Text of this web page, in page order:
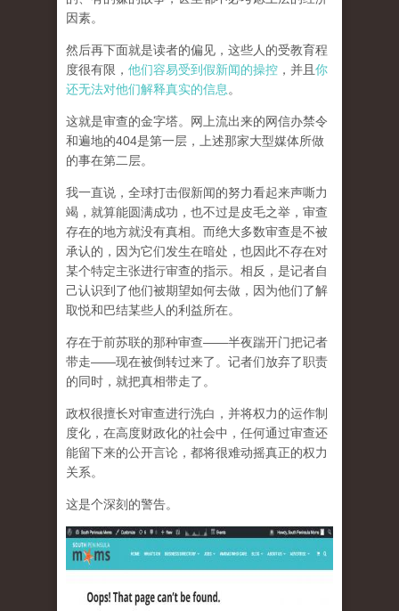
因素。
然后再下面就是读者的偏见，这些人的受教育程
度很有限， 他们容易受到假新闻的操控 ，并且 你
还无法对他们解释真实的信息 。
这就是审查的金字塔。网上流出来的网信办禁令
和遍地的404是第一层，上述那家大型媒体所做
的事在第二层。
我一直说，全球打击假新闻的努力看起来声嘶力
竭，就算能圆满成功，也不过是皮毛之举，审查
存在的地方就没有真相。而绝大多数审查是不被
承认的，因为它们发生在暗处，也因此不存在对
某个特定主张进行审查的指示。相反，是记者自
己认识到了他们被期望如何去做，因为他们了解
取悦和巴结某些人的利益所在。
存在于前苏联的那种审查——半夜踹开门把记者
带走——现在被倒转过来了。记者们放弃了职责
的同时，就把真相带走了。
政权很擅长对审查进行洗白，并将权力的运作制
度化，在高度财政化的社会中，任何通过审查还
能留下来的公开言论，都将很难动摇真正的权力
关系。
这是个深刻的警告。